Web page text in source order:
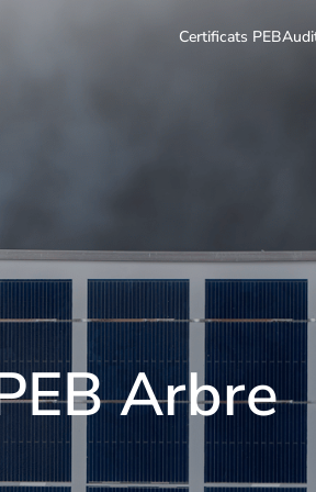
Certificats PEB
Arbre